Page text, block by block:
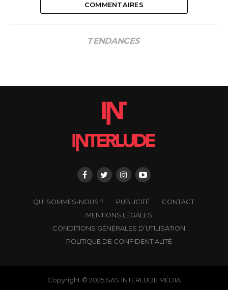
COMMENTAIRES
TENDANCES
QUI SOMMES-NOUS ? PUBLICITÉ
CONTACT
MENTIONS LÉGALES
CONDITIONS GÉNÉRALES D’UTILISATION
POLITIQUE DE CONFIDENTIALITÉ
Copyright © 2025 SAS INTERLUDE MÉDIA